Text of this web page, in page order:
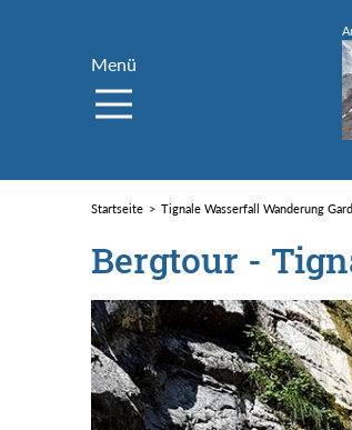
Menü
Startseite Tignale Wasserfall Wanderung
Bergtour -